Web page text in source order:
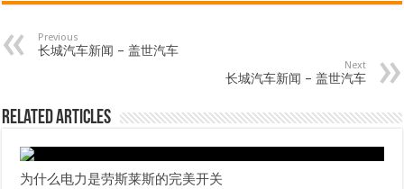
Previous
长城汽车新闻 – 盖世汽车
Next
长城汽车新闻 – 盖世汽车
Related Articles
为什么电力是劳斯莱斯的完美开关